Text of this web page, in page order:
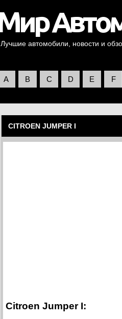
Лучшие автомобили, новости и
A B C D E F
CITROEN JUMPER I
Citroen Jumper I: